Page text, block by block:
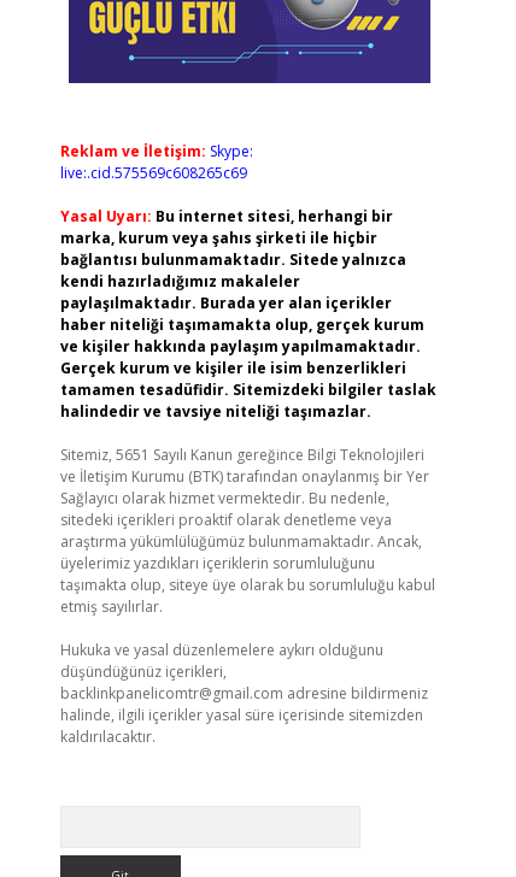
Reklam ve İletişim: Skype:
live:.cid.575569c608265c69
Yasal Uyarı: Bu internet sitesi, herhangi bir
marka, kurum veya şahıs şirketi ile hiçbir
bağlantısı bulunmamaktadır. Sitede yalnızca
kendi hazırladığımız makaleler
paylaşılmaktadır. Burada yer alan içerikler
haber niteliği taşımamakta olup, gerçek kurum
ve kişiler hakkında paylaşım yapılmamaktadır.
Gerçek kurum ve kişiler ile isim benzerlikleri
tamamen tesadüfidir. Sitemizdeki bilgiler taslak
halindedir ve tavsiye niteliği taşımazlar.
Sitemiz, 5651 Sayılı Kanun gereğince Bilgi Teknolojileri
ve İletişim Kurumu (BTK) tarafından onaylanmış bir Yer
Sağlayıcı olarak hizmet vermektedir. Bu nedenle,
sitedeki içerikleri proaktif olarak denetleme veya
araştırma yükümlülüğümüz bulunmamaktadır. Ancak,
üyelerimiz yazdıkları içeriklerin sorumluluğunu
taşımakta olup, siteye üye olarak bu sorumluluğu kabul
etmiş sayılırlar.
Hukuka ve yasal düzenlemelere aykırı olduğunu
düşündüğünüz içerikleri,
backlinkpanelicomtr@gmail.com adresine bildirmeniz
halinde, ilgili içerikler yasal süre içerisinde sitemizden
kaldırılacaktır.